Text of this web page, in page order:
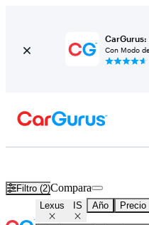
CarGurus:
Con Modo
Filtro (2)Compara
Lexus IS Año Precio